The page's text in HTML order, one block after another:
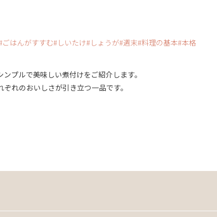
ごはんがすすむ しいたけ しょうが 週末 料理の基本 本格
プルで美味しい煮付けをご紹介します。
れのおいしさが引き立つ一品です。